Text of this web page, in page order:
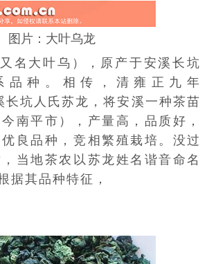
图片：大叶乌龙
又名大叶乌），原产于安溪长坑
品种。相传，清雍正九年
长坑人氏苏龙，将安溪一种茶苗
南平市），产量高，品质好，
良品种，竞相繁殖栽培。没过
当地茶农以苏龙姓名谐音命名
据其品种特征，